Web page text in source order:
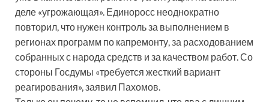
деле «угрожающая». Единоросс неоднократно
повторил, что нужен контроль за выполнением в
регионах программ по капремонту, за расходованием
собранных с народа средств и за качеством работ. Со
стороны Госдумы «требуется жесткий вариант
реагирования», заявил Пахомов.